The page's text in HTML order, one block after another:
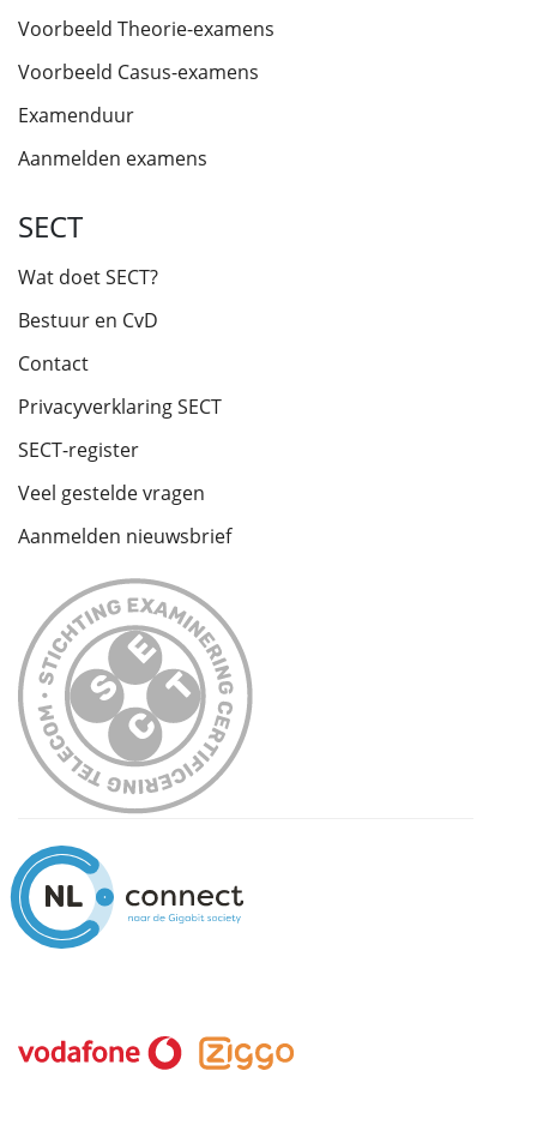
Voorbeeld Theorie-examens
Voorbeeld Casus-examens
Examenduur
Aanmelden examens
SECT
Wat doet SECT?
Bestuur en CvD
Contact
Privacyverklaring SECT
SECT-register
Veel gestelde vragen
Aanmelden nieuwsbrief